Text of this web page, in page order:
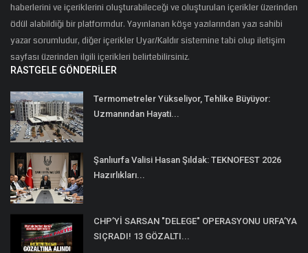
haberlerini ve içeriklerini oluşturabileceği ve oluşturulan içerikler üzerinden
ödül alabildiği bir platformdur. Yayınlanan köşe yazılarından yazı sahibi
yazar sorumludur, diğer içerikler Uyar/Kaldır sistemine tabi olup iletişim
sayfası üzerinden ilgili içerikleri belirtebilirsiniz.
RASTGELE GÖNDERILER
Termometreler Yükseliyor, Tehlike Büyüyor:
Uzmanından Hayati...
Şanlıurfa Valisi Hasan Şıldak: TEKNOFEST 2026
Hazırlıkları...
CHP’Yİ SARSAN "DELEGE" OPERASYONU URFA’YA
SIÇRADI! 13 GÖZALTI...